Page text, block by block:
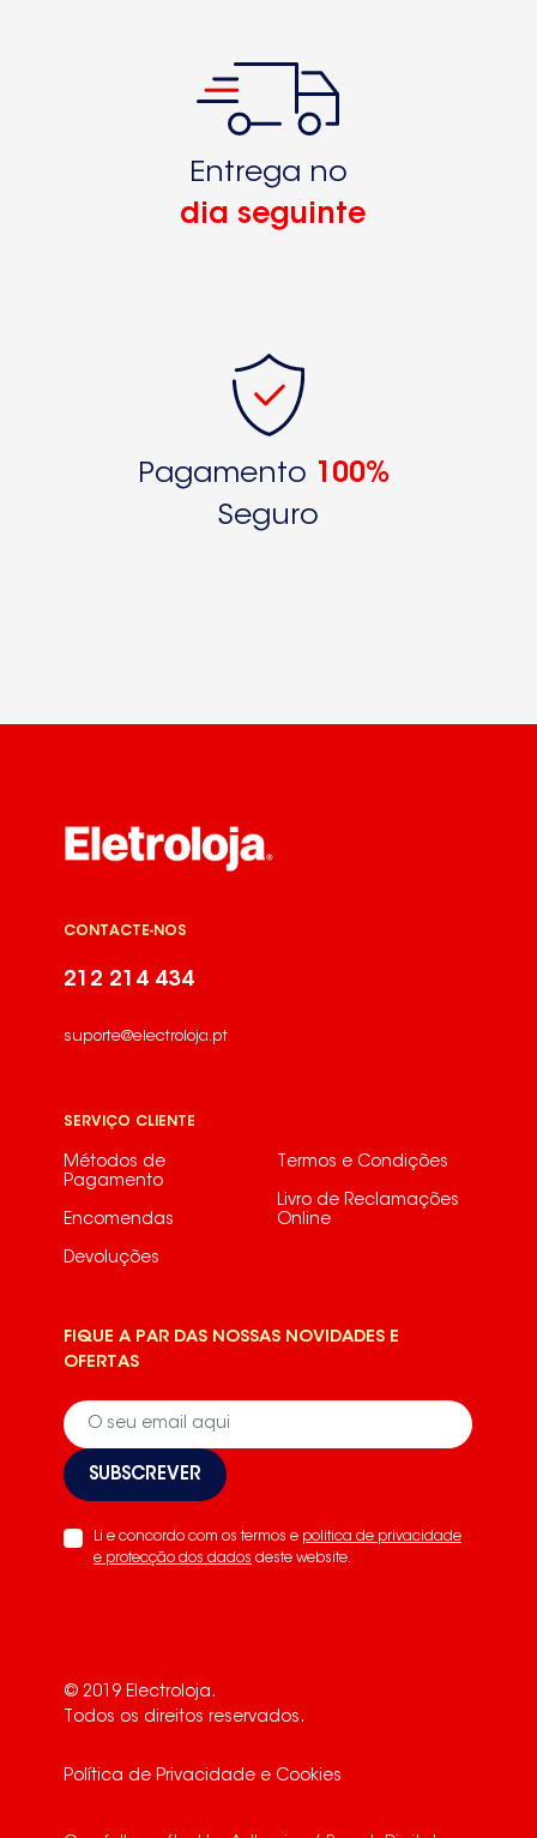
Entrega no
dia seguinte
Pagamento 100%
Seguro
CONTACTE-NOS
212 214 434
suporte@electroloja.pt
SERVIÇO CLIENTE
Métodos de
Pagamento
Encomendas
Devoluções
Termos e Condições
Livro de Reclamações
Online
FIQUE A PAR DAS NOSSAS NOVIDADES E
OFERTAS
SUBSCREVER
Li e concordo com os termos e politica de privacidade
e protecção dos dados deste website.
© 2019 Electroloja.
Todos os direitos reservados.
Política de Privacidade e Cookies